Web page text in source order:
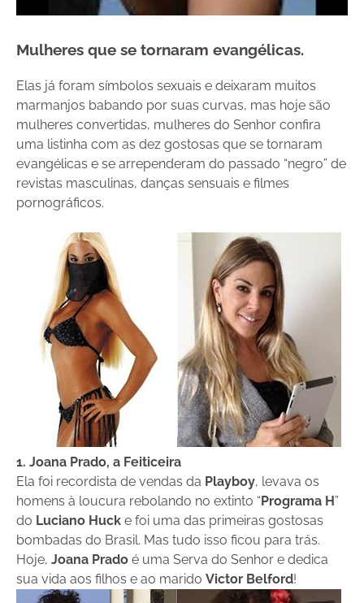
Mulheres que se tornaram evangélicas.
Elas já foram símbolos sexuais e deixaram muitos
marmanjos babando por suas curvas, mas hoje são
mulheres convertidas, mulheres do Senhor confira
uma listinha com as dez gostosas que se tornaram
evangélicas e se arrependeram do passado “negro” de
revistas masculinas, danças sensuais e filmes
pornográficos.
1. Joana Prado, a Feiticeira
Ela foi recordista de vendas da Playboy, levava os
homens à loucura rebolando no extinto “Programa H”
do Luciano Huck e foi uma das primeiras gostosas
bombadas do Brasil. Mas tudo isso ficou para trás.
Hoje, Joana Prado é uma Serva do Senhor e dedica
sua vida aos filhos e ao marido Victor Belford!